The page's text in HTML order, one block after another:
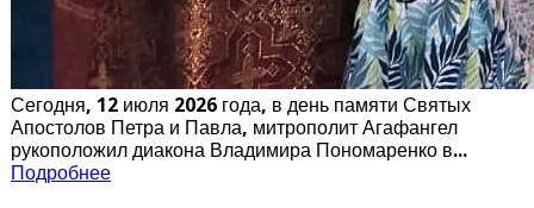
Сегодня, 12 июля 2026 года, в день памяти Святых
Апостолов Петра и Павла, митрополит Агафангел
рукоположил диакона Владимира Пономаренко в...
Подробнее